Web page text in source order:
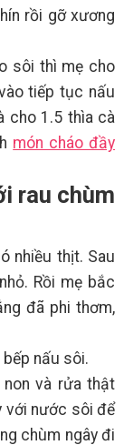
rồi gỡ xương
sôi thì mẹ cho
tiếp tục nấu
cho 1.5 thìa cà
món cháo đầy
rau chùm
nhiều thịt. Sau
Rồi mẹ bắc
đã phi thơm,
nấu sôi.
non và rửa thật
với nước sôi để
chùm ngây đi